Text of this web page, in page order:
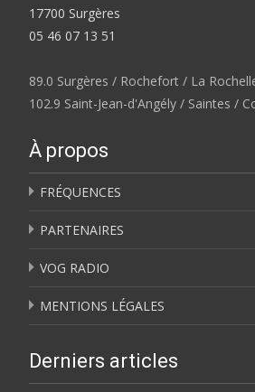
17700 Surgères
05 46 07 13 51
89.0 Surgères / Rochefort / La
102.9 Saint-Jean-d'Angély / Saintes /
À propos
FRÉQUENCES
PARTENAIRES
VOG RADIO
MENTIONS LÉGALES
Derniers articles